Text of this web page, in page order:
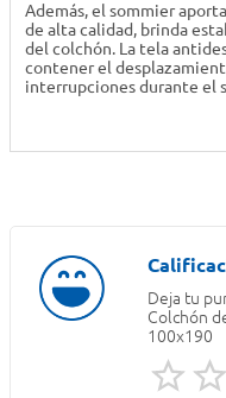
Además, el sommier
de alta calidad, brinda
del colchón. La tela
contener el
interrupciones durante el
Deja tu
Colchón
100x190